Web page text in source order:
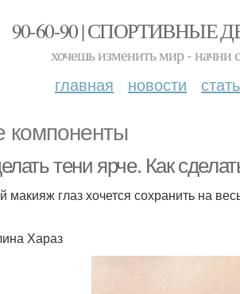
90-60-90 | СПОРТИВНЫЕ
хочешь изменить мир - начни
главная новости
компоненты
тени ярче. Как
макияж глаз хочется сохранить на
Хараз